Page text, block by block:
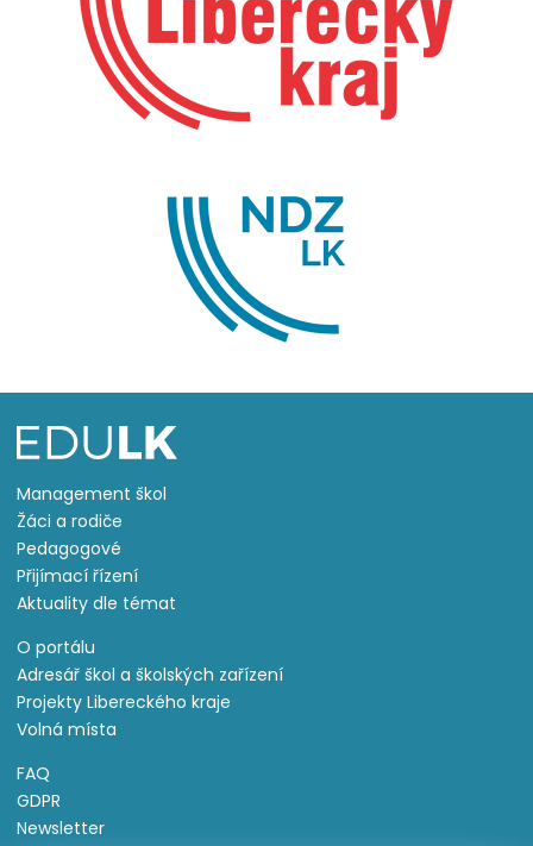
Management škol
Žáci a rodiče
Pedagogové
Přijímací řízení
Aktuality dle témat
O portálu
Adresář škol a školských zařízení
Projekty Libereckého kraje
Volná místa
FAQ
GDPR
Newsletter